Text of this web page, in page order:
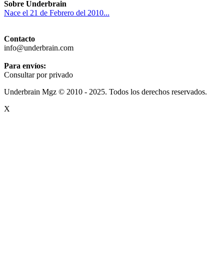
Sobre Underbrain
Nace el 21 de Febrero del 2010...
Contacto
info@underbrain.com
Para envíos:
Consultar por privado
Underbrain Mgz © 2010 - 2025. Todos los derechos reservados.
X